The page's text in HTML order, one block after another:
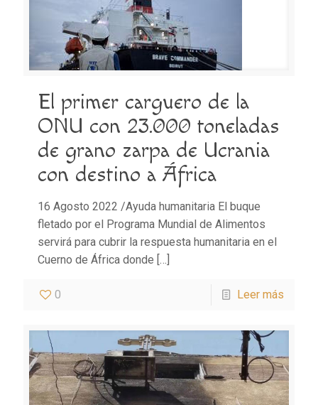
El primer carguero de la
ONU con 23.000 toneladas
de grano zarpa de Ucrania
con destino a África
16 Agosto 2022 /Ayuda humanitaria El buque
fletado por el Programa Mundial de Alimentos
servirá para cubrir la respuesta humanitaria en el
Cuerno de África donde […]
0 Leer más